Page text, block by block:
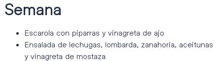
Semana
Escarola con piparras y vinagreta de ajo
Ensalada de lechugas, lombarda, zanahoria, aceitunas
y vinagreta de mostaza